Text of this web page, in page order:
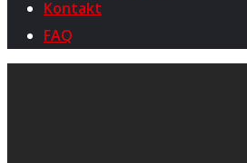
Kontakt
FAQ